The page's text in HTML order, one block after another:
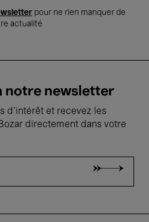
pour ne rien manquer de
actualité
notre newsletter
d'intérêt et recevez les
directement dans votre